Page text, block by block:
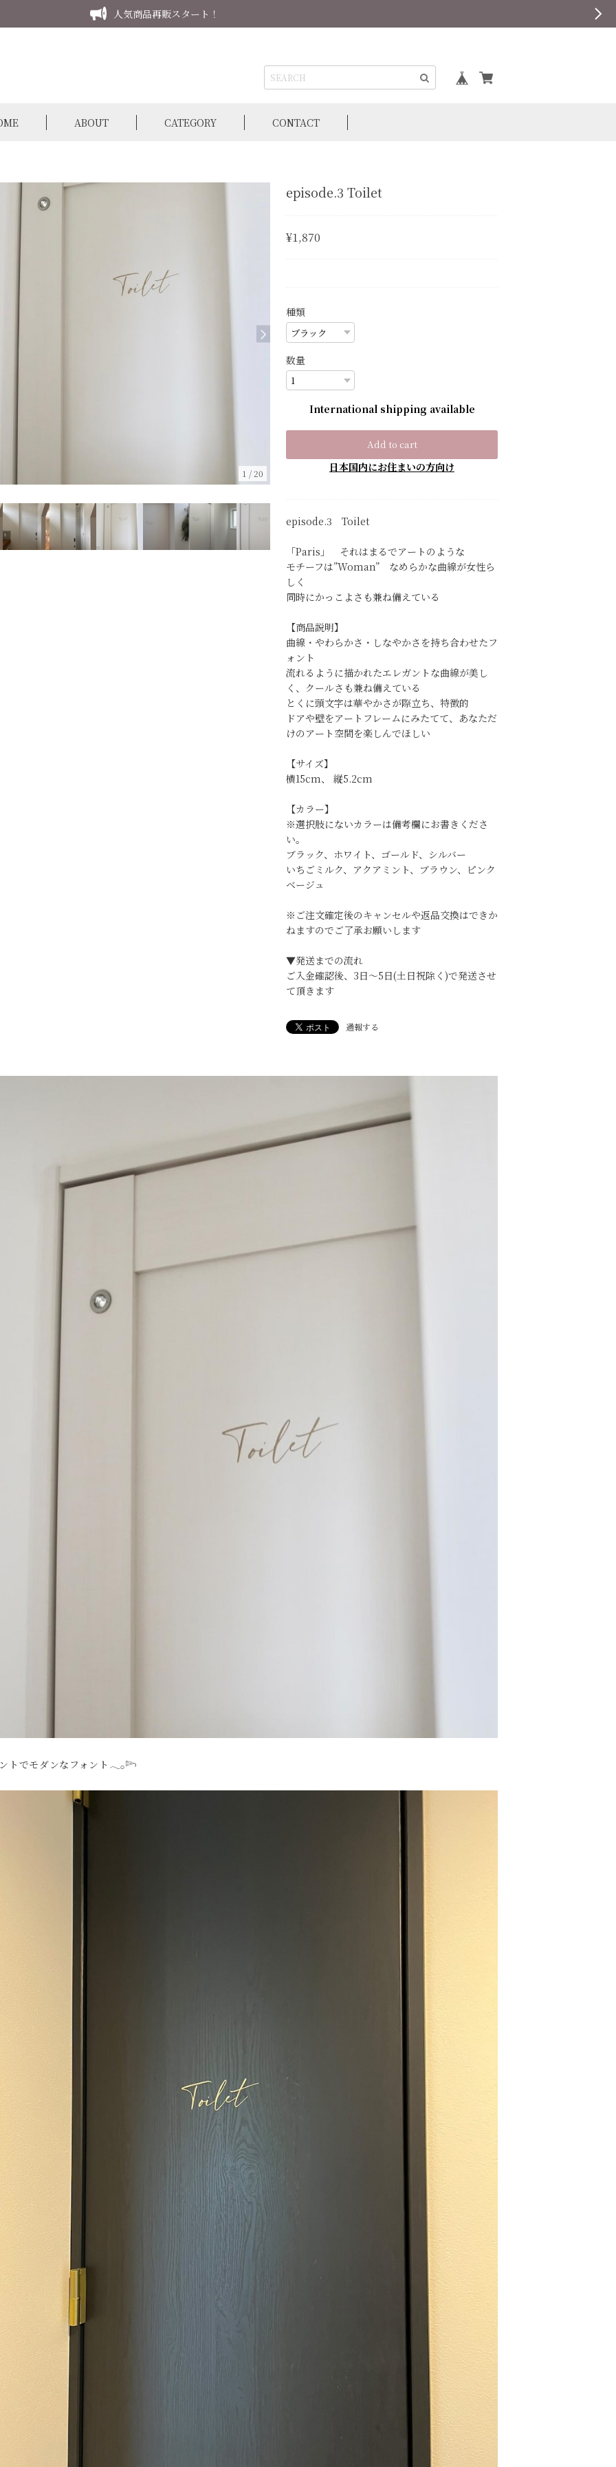
人気商品再販スタート！
ABOUT CATEGORY CONTACT
1 /20
episode.3 Toilet
¥1,870
種類
数量
International shipping available
Add to cart
日本国内にお住まいの方向け
episode.3 Toilet
「Paris」 それはまるでアートのような
モチーフは”Woman” なめらかな曲線が女性ら
しく
同時にかっこよさも兼ね備えている
【商品説明】
曲線・やわらかさ・しなやかさを持ち合わせたフ
ォント
流れるように描かれたエレガントな曲線が美し
く、クールさも兼ね備えている
とくに頭文字は華やかさが際立ち、特徴的
ドアや壁をアートフレームにみたてて、あなただ
けのアート空間を楽しんでほしい
【サイズ】
横15cm、 縦5.2cm
【カラー】
※選択肢にないカラーは備考欄にお書きくださ
い。
ブラック、ホワイト、ゴールド、シルバー
いちごミルク、アクアミント、ブラウン、ピンク
ベージュ
※ご注文確定後のキャンセルや返品交換はできか
ねますのでご了承お願いします
▼発送までの流れ
ご入金確認後、3日〜5日(土日祝除く)で発送させ
て頂きます
通報する
トでモダンなフォント𓂃𓂂𓆸